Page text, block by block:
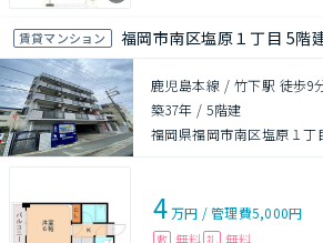
賃貸マンション 福岡市南区塩原１丁目 5階
鹿児島本線 / 竹下駅 徒歩9
築37年 /5階建
福岡県福岡市南区塩原１丁
4万円 /管理費5,000円
敷 無料 礼 無料